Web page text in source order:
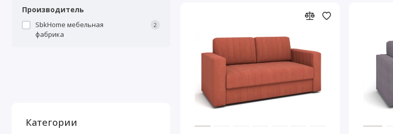
Производитель
SbkHome мебельная
фабрика
2
Категории